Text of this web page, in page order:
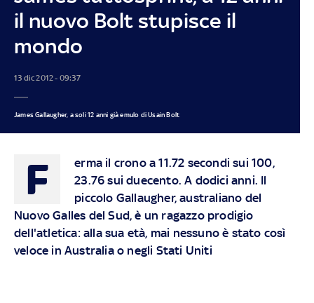
il nuovo Bolt stupisce il
mondo
13 dic 2012 - 09:37
James Gallaugher, a soli 12 anni già emulo di Usain Bolt
F
erma il crono a 11.72 secondi sui 100,
23.76 sui duecento. A dodici anni. Il
piccolo Gallaugher, australiano del
Nuovo Galles del Sud, è un ragazzo prodigio
dell'atletica: alla sua età, mai nessuno è stato così
veloce in Australia o negli Stati Uniti